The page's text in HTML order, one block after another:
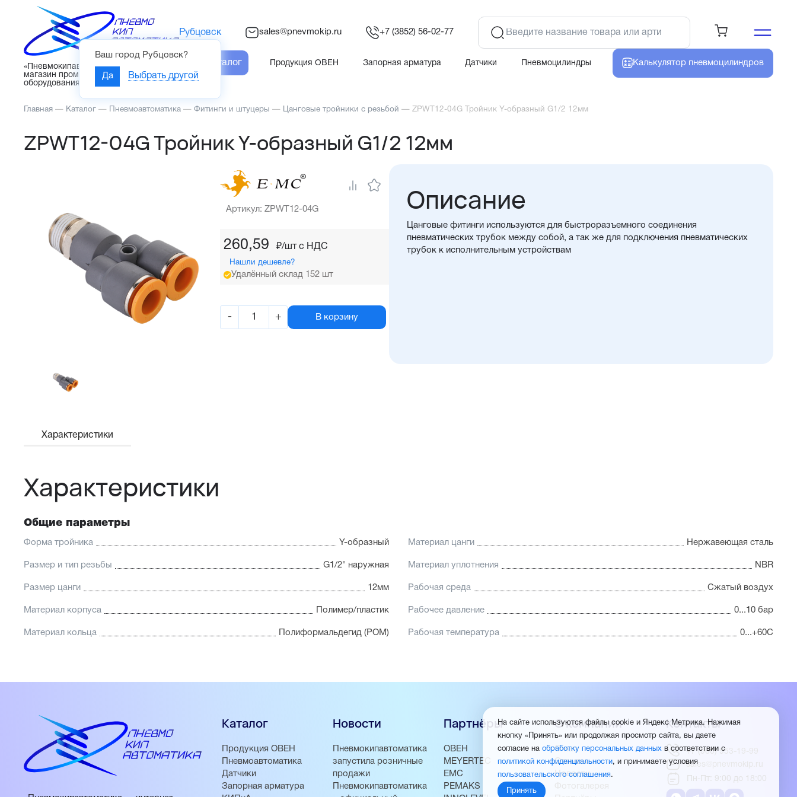
«Пневмокипавтоматика» – интернет-
магазин промышленного
оборудования
Рубцовск
Ваш город Рубцовск?
Да Выбрать другой
sales@pnevmokip.ru +7 (3852) 56-02-77
Каталог Продукция ОВЕН Запорная арматура Датчики Пневмоцилиндры Калькулятор пневмоцилиндров
Главная — Каталог — Пневмоавтоматика — Фитинги и штуцеры — Цанговые тройники с резьбой — ZPWT12-04G Тройник Y-образный G1/2 12мм
ZPWT12-04G Тройник Y-образный G1/2 12мм
Артикул: ZPWT12-04G
260,59 ₽/шт c НДС
Нашли дешевле?
Удалённый склад 152 шт
- + В корзину
Описание
Цанговые фитинги используются для быстроразъемного соединения
пневматических трубок между собой, а так же для подключения пневматических
трубок к исполнительным устройствам
Характеристики
Характеристики
Общие параметры
Форма тройника Y-образный Материал цанги Нержавеющая сталь
Размер и тип резьбы G1/2" наружная Материал уплотнения NBR
Размер цанги 12мм Рабочая среда Сжатый воздух
Материал корпуса Полимер/пластик Рабочее давление 0...10 бар
Материал кольца Полиформальдегид (POM) Рабочая температура 0...+60С
Каталог
Продукция ОВЕН
Пневмоавтоматика
Датчики
Запорная арматура
Новости
Пневмокипавтоматика
запустила розничные
продажи
Пневмокипавтоматика
Партнёры
ОВЕН
MEYERTEC
EMC
PEMAKS
О компании
О нас
Отзывы
Новости
Фотогалерея
Контакты
+7 (960) 953-19-99
sales@pnevmokip.ru
Пн-Пт: 9:00 до 18:00
На сайте используются файлы cookie и Яндекс Метрика. Нажимая
кнопку «Принять» или продолжая просмотр сайта, вы даете
согласие на обработку персональных данных в соответствии с
политикой конфиденциальности, и принимаете условия
пользовательского соглашения.
Принять